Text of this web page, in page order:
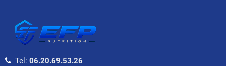
Tel: 06.20.69.53.26